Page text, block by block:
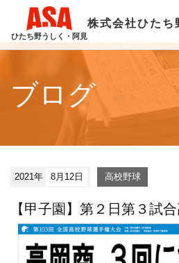
ひたち野うしく・阿見
株式会社ひた
ブログ
2021年 8月12日 高校野球
【甲子園】第２日第３試